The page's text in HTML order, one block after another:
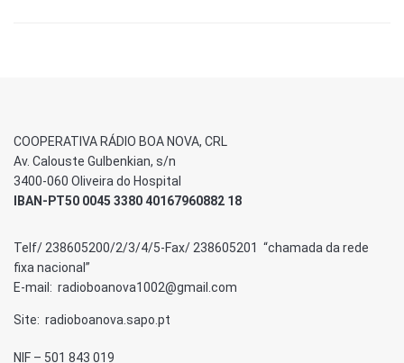
COOPERATIVA RÁDIO BOA NOVA, CRL
Av. Calouste Gulbenkian, s/n
3400-060 Oliveira do Hospital
IBAN-PT50 0045 3380 40167960882 18
Telf/ 238605200/2/3/4/5-Fax/ 238605201 “chamada da rede
fixa nacional”
E-mail: radioboanova1002@gmail.com
Site: radioboanova.sapo.pt
NIF – 501 843 019